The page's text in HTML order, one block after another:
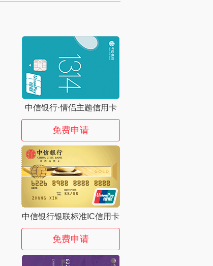
中信银行·情侣主题信用卡
免费申请
中信银行银联标准IC信用卡
免费申请